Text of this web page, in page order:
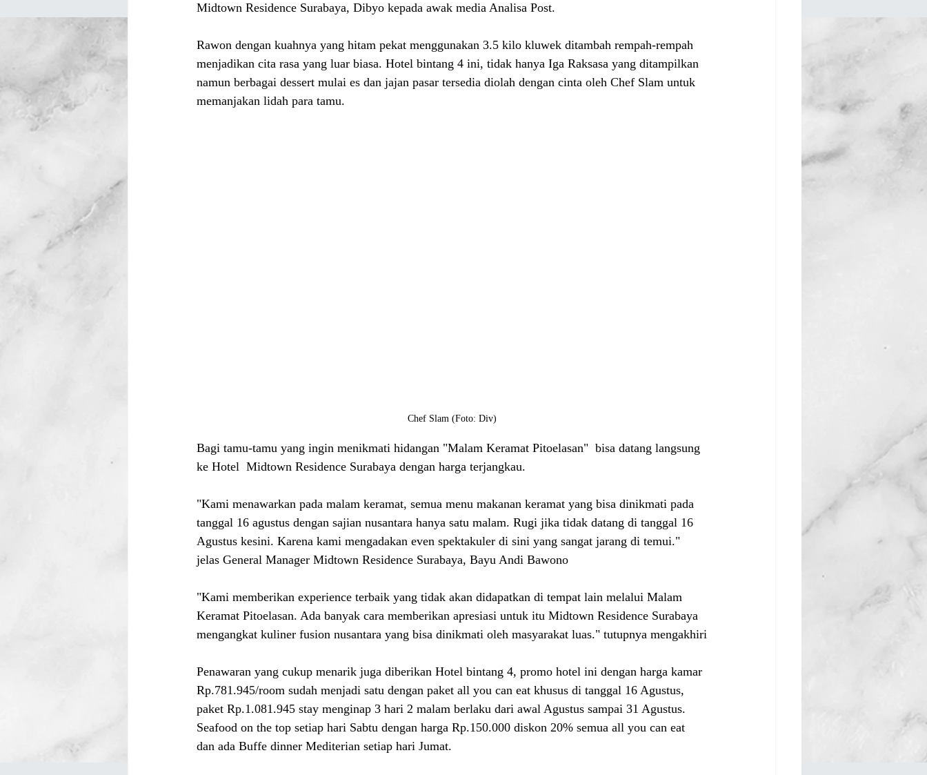
Midtown Residence Surabaya, Dibyo kepada awak media Analisa Post.
Rawon dengan kuahnya yang hitam pekat menggunakan 3.5 kilo kluwek ditambah rempah-rempah
menjadikan cita rasa yang luar biasa. Hotel bintang 4 ini, tidak hanya Iga Raksasa yang ditampilkan
namun berbagai dessert mulai es dan jajan pasar tersedia diolah dengan cinta oleh Chef Slam untuk
memanjakan lidah para tamu.
Chef Slam (Foto: Div)
Bagi tamu-tamu yang ingin menikmati hidangan "Malam Keramat Pitoelasan"  bisa datang langsung
ke Hotel  Midtown Residence Surabaya dengan harga terjangkau.
"Kami menawarkan pada malam keramat, semua menu makanan keramat yang bisa dinikmati pada
tanggal 16 agustus dengan sajian nusantara hanya satu malam. Rugi jika tidak datang di tanggal 16
Agustus kesini. Karena kami mengadakan even spektakuler di sini yang sangat jarang di temui."
jelas General Manager Midtown Residence Surabaya, Bayu Andi Bawono
"Kami memberikan experience terbaik yang tidak akan didapatkan di tempat lain melalui Malam
Keramat Pitoelasan. Ada banyak cara memberikan apresiasi untuk itu Midtown Residence Surabaya
mengangkat kuliner fusion nusantara yang bisa dinikmati oleh masyarakat luas." tutupnya mengakhiri
Penawaran yang cukup menarik juga diberikan Hotel bintang 4, promo hotel ini dengan harga kamar
Rp.781.945/room sudah menjadi satu dengan paket all you can eat khusus di tanggal 16 Agustus,
paket Rp.1.081.945 stay menginap 3 hari 2 malam berlaku dari awal Agustus sampai 31 Agustus.
Seafood on the top setiap hari Sabtu dengan harga Rp.150.000 diskon 20% semua all you can eat
dan ada Buffe dinner Mediterian setiap hari Jumat.